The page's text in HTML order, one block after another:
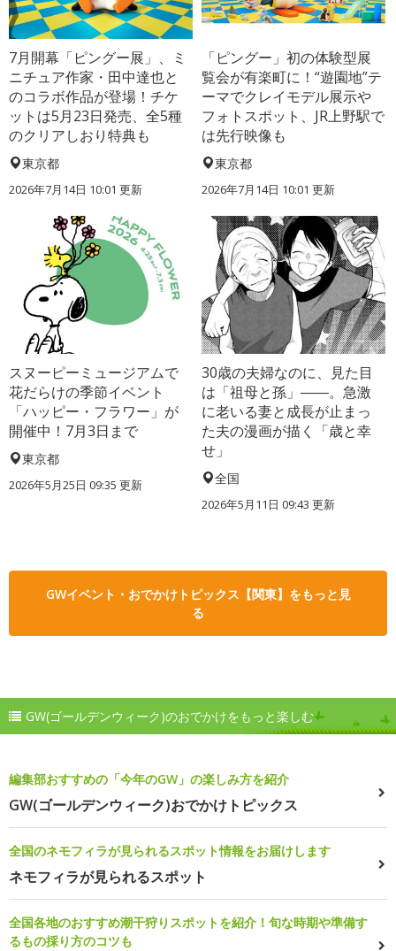
7月開幕「ピングー展」、ミ
ニチュア作家・田中達也と
のコラボ作品が登場！チケ
ットは5月23日発売、全5種
のクリアしおり特典も
東京都
2026年7月14日 10:01 更新
「ピングー」初の体験型展
覧会が有楽町に！“遊園地”テ
ーマでクレイモデル展示や
フォトスポット、JR上野駅で
は先行映像も
東京都
2026年7月14日 10:01 更新
スヌーピーミュージアムで
花だらけの季節イベント
「ハッピー・フラワー」が
開催中！7月3日まで
東京都
2026年5月25日 09:35 更新
30歳の夫婦なのに、見た目
は「祖母と孫」――。急激
に老いる妻と成長が止まっ
た夫の漫画が描く「歳と幸
せ」
全国
2026年5月11日 09:43 更新
GWイベント・おでかけトピックス【関東】をもっと見
る
GW(ゴールデンウィーク)のおでかけをもっと楽しむ
編集部おすすめの「今年のGW」の楽しみ方を紹介
GW(ゴールデンウィーク)おでかけトピックス
全国のネモフィラが見られるスポット情報をお届けします
ネモフィラが見られるスポット
全国各地のおすすめ潮干狩りスポットを紹介！旬な時期や準備す
るもの採り方のコツも